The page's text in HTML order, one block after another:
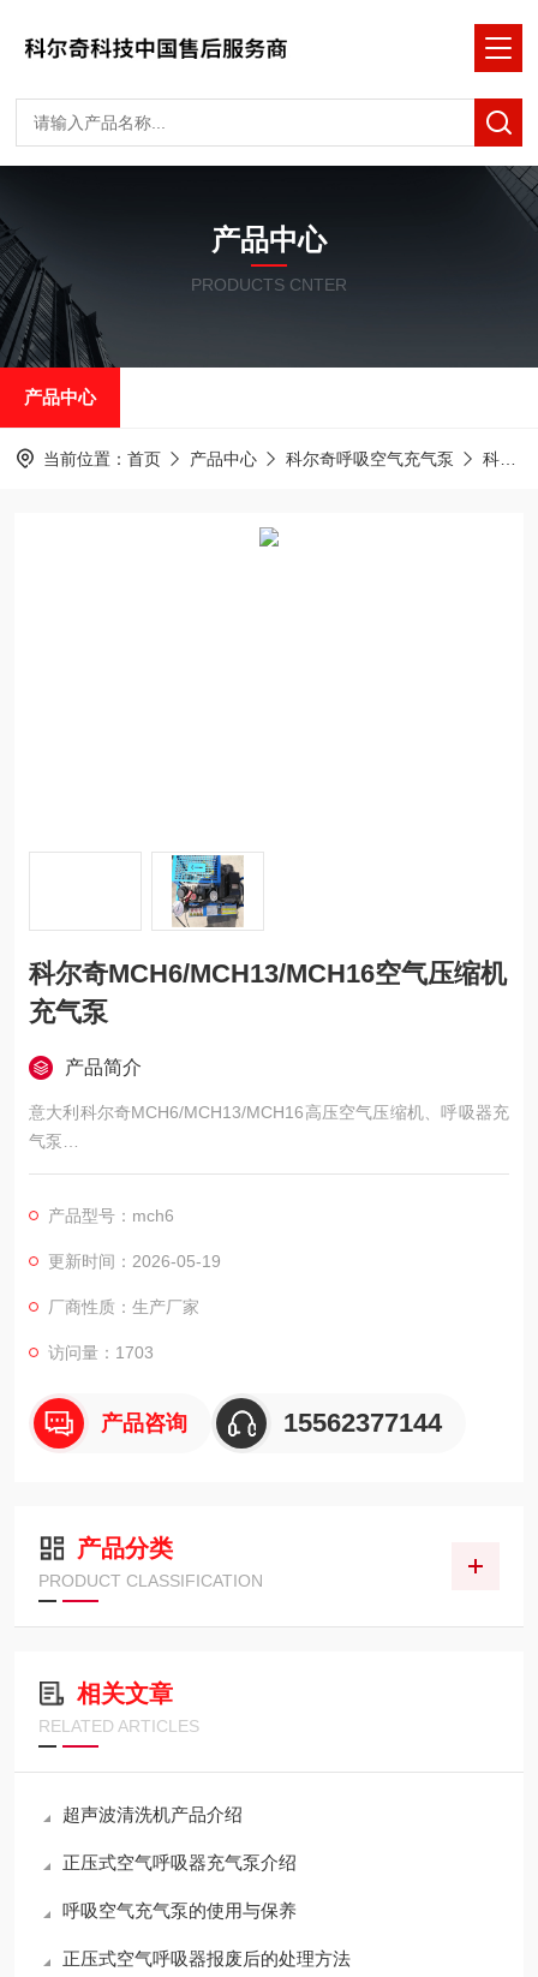
产品中心
PRODUCTS CNTER
产品中心
当前位置： 首页 产品中心 科尔奇呼吸空气充气泵 科尔奇充气泵
科尔奇MCH6/MCH13/MCH16空气压缩机
充气泵
产品简介
意大利科尔奇MCH6/MCH13/MCH16高压空气压缩机、呼吸器充
气泵
MCH13/ET STD呼吸空气压缩机 47000元/套
MCH18/ET STD呼吸空气压缩机 54000元/套
科尔奇MCH6/MCH13/MCH16空气压缩机充气泵
产品型号：mch6
更新时间：2026-05-19
厂商性质：生产厂家
访问量：1703
产品咨询 15562377144
产品分类
PRODUCT CLASSIFICATION
相关文章
RELATED ARTICLES
超声波清洗机产品介绍
正压式空气呼吸器充气泵介绍
呼吸空气充气泵的使用与保养
正压式空气呼吸器报废后的处理方法